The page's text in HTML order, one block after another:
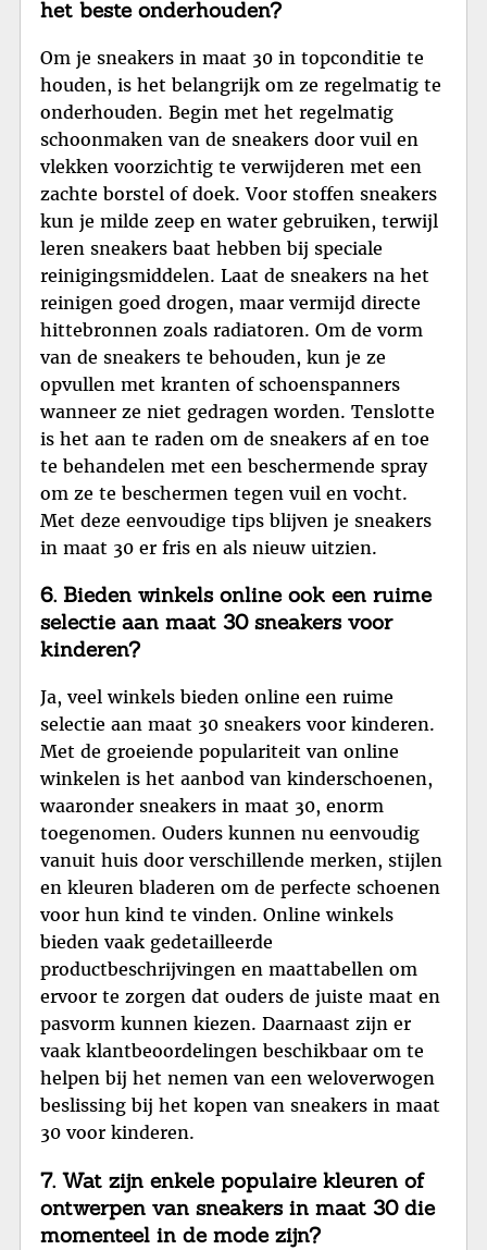
het beste onderhouden?
Om je sneakers in maat 30 in topconditie te
houden, is het belangrijk om ze regelmatig te
onderhouden. Begin met het regelmatig
schoonmaken van de sneakers door vuil en
vlekken voorzichtig te verwijderen met een
zachte borstel of doek. Voor stoffen sneakers
kun je milde zeep en water gebruiken, terwijl
leren sneakers baat hebben bij speciale
reinigingsmiddelen. Laat de sneakers na het
reinigen goed drogen, maar vermijd directe
hittebronnen zoals radiatoren. Om de vorm
van de sneakers te behouden, kun je ze
opvullen met kranten of schoenspanners
wanneer ze niet gedragen worden. Tenslotte
is het aan te raden om de sneakers af en toe
te behandelen met een beschermende spray
om ze te beschermen tegen vuil en vocht.
Met deze eenvoudige tips blijven je sneakers
in maat 30 er fris en als nieuw uitzien.
6. Bieden winkels online ook een ruime
selectie aan maat 30 sneakers voor
kinderen?
Ja, veel winkels bieden online een ruime
selectie aan maat 30 sneakers voor kinderen.
Met de groeiende populariteit van online
winkelen is het aanbod van kinderschoenen,
waaronder sneakers in maat 30, enorm
toegenomen. Ouders kunnen nu eenvoudig
vanuit huis door verschillende merken, stijlen
en kleuren bladeren om de perfecte schoenen
voor hun kind te vinden. Online winkels
bieden vaak gedetailleerde
productbeschrijvingen en maattabellen om
ervoor te zorgen dat ouders de juiste maat en
pasvorm kunnen kiezen. Daarnaast zijn er
vaak klantbeoordelingen beschikbaar om te
helpen bij het nemen van een weloverwogen
beslissing bij het kopen van sneakers in maat
30 voor kinderen.
7. Wat zijn enkele populaire kleuren of
ontwerpen van sneakers in maat 30 die
momenteel in de mode zijn?